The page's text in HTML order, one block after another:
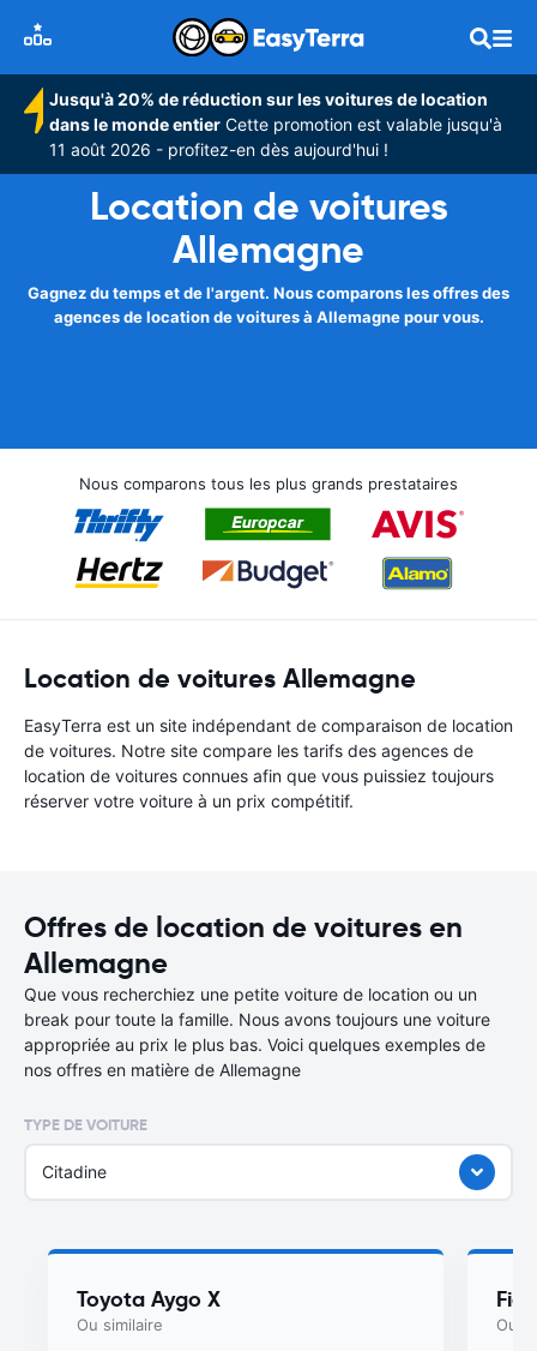
Jusqu'à 20% de réduction sur les voitures de location
dans le monde entier Cette promotion est valable jusqu'à
11 août 2026 - profitez-en dès aujourd'hui !
Location de voitures
Allemagne
Gagnez du temps et de l'argent. Nous comparons les offres des
agences de location de voitures à Allemagne pour vous.
Nous comparons tous les plus grands prestataires
Location de voitures Allemagne
EasyTerra est un site indépendant de comparaison de location
de voitures. Notre site compare les tarifs des agences de
location de voitures connues afin que vous puissiez toujours
réserver votre voiture à un prix compétitif.
Offres de location de voitures en
Allemagne
Que vous recherchiez une petite voiture de location ou un
break pour toute la famille. Nous avons toujours une voiture
appropriée au prix le plus bas. Voici quelques exemples de
nos offres en matière de Allemagne
TYPE DE VOITURE
Citadine
Toyota Aygo X
Ou similaire Ou